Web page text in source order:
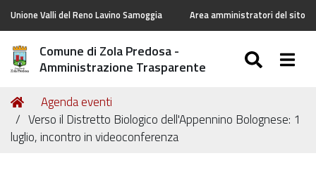
Unione Valli del Reno Lavino Samoggia Area amministratori del sito
Comune di Zola Predosa -
Amministrazione Trasparente
Tu
sei
qui:
Home
Agenda eventi
Verso il Distretto Biologico dell'Appennino Bolognese: 1
luglio, incontro in videoconferenza